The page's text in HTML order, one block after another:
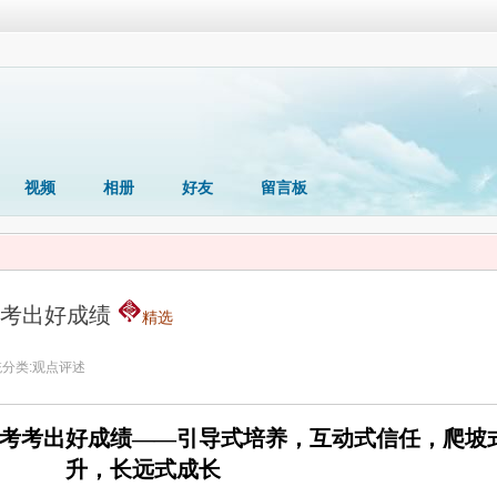
视频 相册 好友 留言板
出好成绩 精选
类:观点评述
考出好成绩——引导式培养，互动式信任，爬坡
升，长远式成长